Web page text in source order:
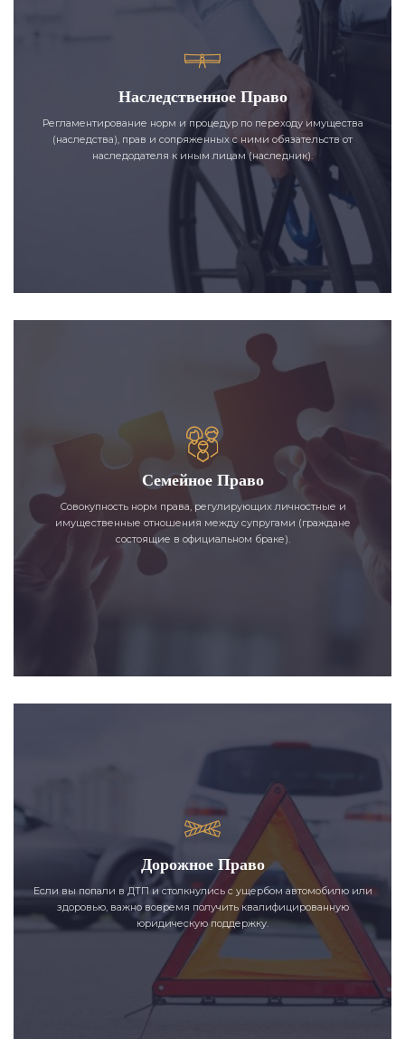
Наследственное Право
Регламентирование норм и процедур по переходу имущества
(наследства), прав и сопряженных с ними обязательств от
наследодателя к иным лицам (наследник).
Семейное Право
Совокупность норм права, регулирующих личностные и
имущественные отношения между супругами (граждане
состоящие в официальном браке).
Дорожное Право
Если вы попали в ДТП и столкнулись с ущербом автомобилю или
здоровью, важно вовремя получить квалифицированную
юридическую поддержку.